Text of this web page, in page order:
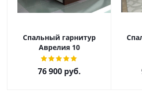
Спальный гарнитур
Аврелия 10
76 900 руб.